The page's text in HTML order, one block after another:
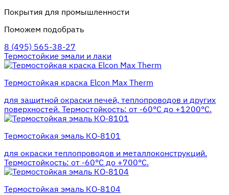
Покрытия для промышленности
Поможем подобрать
8 (495) 565-38-27
Термостойкие эмали и лаки
Термостойкая краска Elcon Max Therm
для защитной окраски печей, теплопроводов и других
поверхностей. Термостойкость: от -60°С до +1200°С.
Термостойкая эмаль КО-8101
для окраски теплопроводов и металлоконструкций.
Термостойкость: от -60°С до +700°С.
Термостойкая эмаль КО-8104